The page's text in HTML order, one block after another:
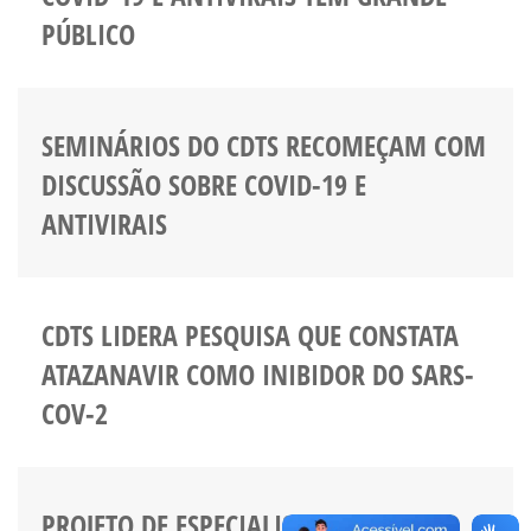
PÚBLICO
SEMINÁRIOS DO CDTS RECOMEÇAM COM
DISCUSSÃO SOBRE COVID-19 E
ANTIVIRAIS
CDTS LIDERA PESQUISA QUE CONSTATA
ATAZANAVIR COMO INIBIDOR DO SARS-
COV-2